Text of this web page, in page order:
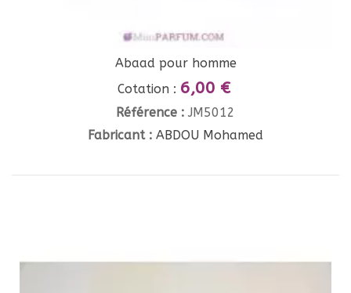
Abaad pour homme
Cotation : 6,00 €
Référence : JM5012
Fabricant : ABDOU Mohamed